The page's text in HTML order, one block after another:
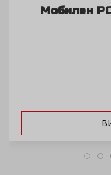
Мобилен